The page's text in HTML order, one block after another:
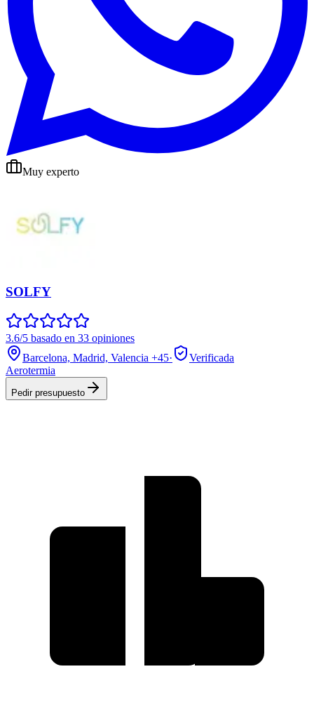
Muy experto
SOLFY
3.6/5 basado en 33 opiniones
Barcelona, Madrid, Valencia +45·
Verificada
Aerotermia
Pedir presupuesto